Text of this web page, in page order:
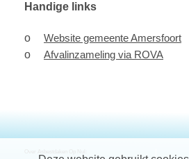
Handige links
Website gemeente Amersfoort
Afvalinzameling via ROVA